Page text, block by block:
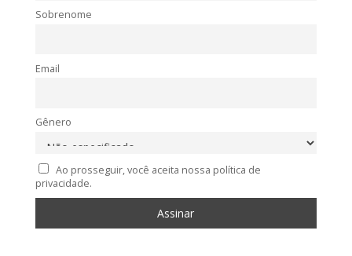
Sobrenome
Email
Gênero
Ao prosseguir, você aceita nossa política de
privacidade.